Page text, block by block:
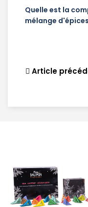
Quelle est la
mélange
Article